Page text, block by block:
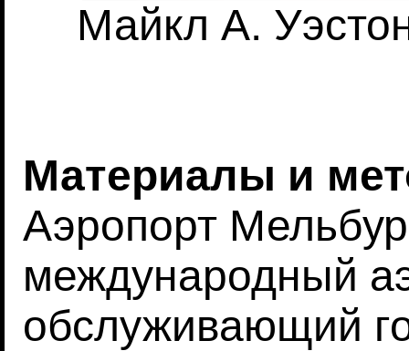
Майкл А.
Материалы и
Аэропорт
международный
обслуживающий